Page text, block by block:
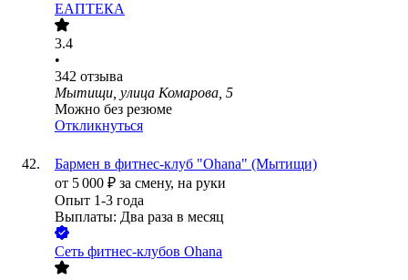
ЕАПТЕКА
3.4
•
342 отзыва
Мытищи, улица Комарова, 5
Можно без резюме
Откликнуться
Бармен в фитнес-клуб "Ohana" (Мытищи)
от 5 000 ₽ за смену, на руки
Опыт 1-3 года
Выплаты: Два раза в месяц
Сеть фитнес-клубов Ohana